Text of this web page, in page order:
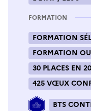
FORMATION
FORMATION
FORMATION
30 PLACES EN
425 VŒUX
BTS